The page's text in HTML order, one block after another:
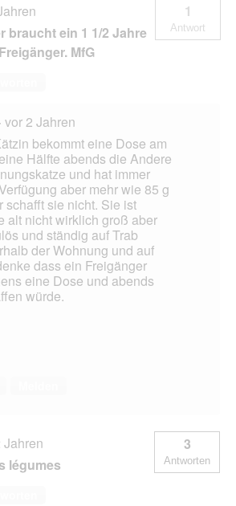
braucht ein 1 1/2 Jahre
MfG
1
Antwort
· vor 2 Jahren
bekommt eine Dose am
Hälfte abends die Andere
und hat immer
aber mehr wie 85 g
schafft sie nicht. Sie ist
alt nicht wirklich groß aber
und ständig auf Trab
der Wohnung und auf
dass ein Freigänger
eine Dose und abends
würde.
Jahren
légumes
3
Antworten